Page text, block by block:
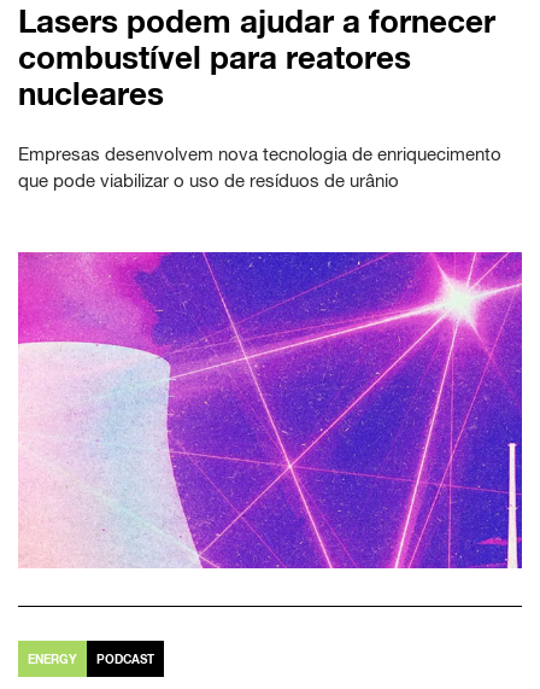
Lasers podem ajudar a fornecer
combustível para reatores
nucleares
Empresas desenvolvem nova tecnologia de enriquecimento
que pode viabilizar o uso de resíduos de urânio
ENERGY PODCAST